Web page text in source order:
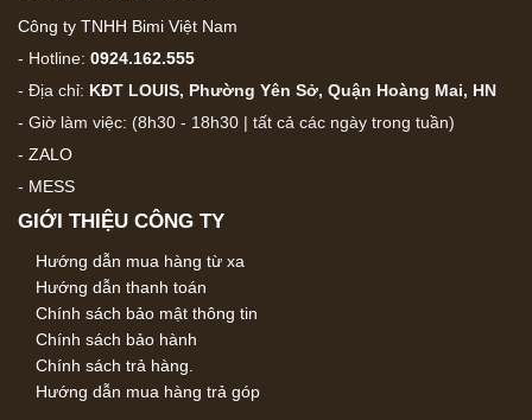
Công ty TNHH Bimi Việt Nam
- Hotline: 0924.162.555
- Địa chỉ: KĐT LOUIS, Phường Yên Sở, Quận Hoàng Mai, HN
- Giờ làm việc: (8h30 - 18h30 | tất cả các ngày trong tuần)
- ZALO
- MESS
GIỚI THIỆU CÔNG TY
Hướng dẫn mua hàng từ xa
Hướng dẫn thanh toán
Chính sách bảo mật thông tin
Chính sách bảo hành
Chính sách trả hàng.
Hướng dẫn mua hàng trả góp